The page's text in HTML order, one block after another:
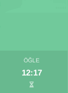
ÖĞLE
12:17